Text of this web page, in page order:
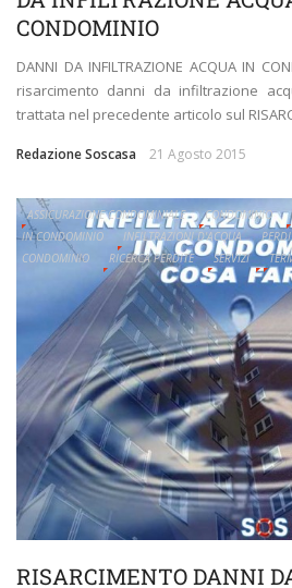
CONDOMINIO
DANNI DA INFILTRAZIONE ACQUA IN
risarcimento danni da infiltrazione
trattata nel precedente articolo sul
Redazione Soscasa 21 Agosto 2015
ASSICURAZIONE CONDOMINIALE CONDOMINIO
IN CONDOMINIO
INFILTRAZIONI D'ACQUA
CONDOMINIO
RICERCA PERDITE SERVIZI
RISARCIMENTO DANNI